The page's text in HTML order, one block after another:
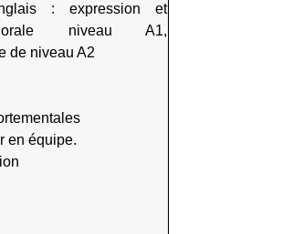
: expression et
orale niveau A1,
de niveau A2
en équipe.